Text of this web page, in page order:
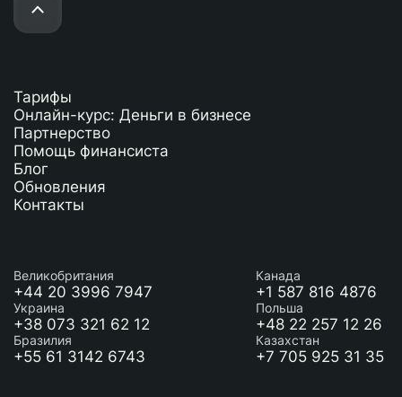
Тарифы
Онлайн-курс: Деньги в бизнесе
Партнерство
Помощь финансиста
Блог
Обновления
Контакты
Великобритания
+44 20 3996 7947
Украина
+38 073 321 62 12
Бразилия
+55 61 3142 6743
Канада
+1 587 816 4876
Польша
+48 22 257 12 26
Казахстан
+7 705 925 31 35